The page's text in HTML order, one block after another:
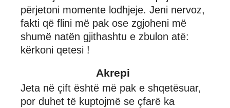
përjetoni momente lodhjeje. Jeni nervoz,
fakti që flini më pak ose zgjoheni më
shumë natën gjithashtu e zbulon atë:
kërkoni qetesi !
Akrepi
Jeta në çift është më pak e shqetësuar,
por duhet të kuptojmë se çfarë ka